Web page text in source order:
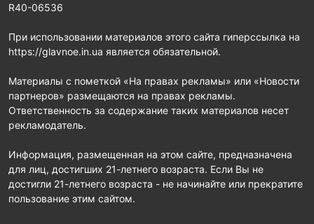
R40-06536
При использовании материалов этого сайта гиперссылка на
https://glavnoe.in.ua является обязательной.
Материалы с пометкой «На правах рекламы» или «Новости
партнеров» размещаются на правах рекламы.
Ответственность за содержание таких материалов несет
рекламодатель.
Информация, размещенная на этом сайте, предназначена
для лиц, достигших 21-летнего возраста. Если Вы не
достигли 21-летнего возраста - не начинайте или прекратите
пользование этим сайтом.